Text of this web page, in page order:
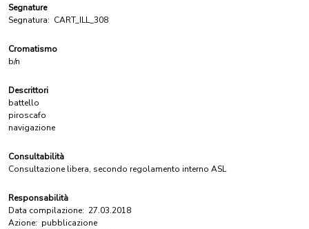
Segnature
Segnatura: CART_ILL_308
Cromatismo
b/n
Descrittori
battello
piroscafo
navigazione
Consultabilità
Consultazione libera, secondo regolamento interno ASL
Responsabilità
Data compilazione: 27.03.2018
Azione: pubblicazione